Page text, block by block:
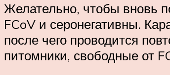
Желательно, чтобы вновь
FCoV и серонегативны.
после чего проводится
питомники, свободные от